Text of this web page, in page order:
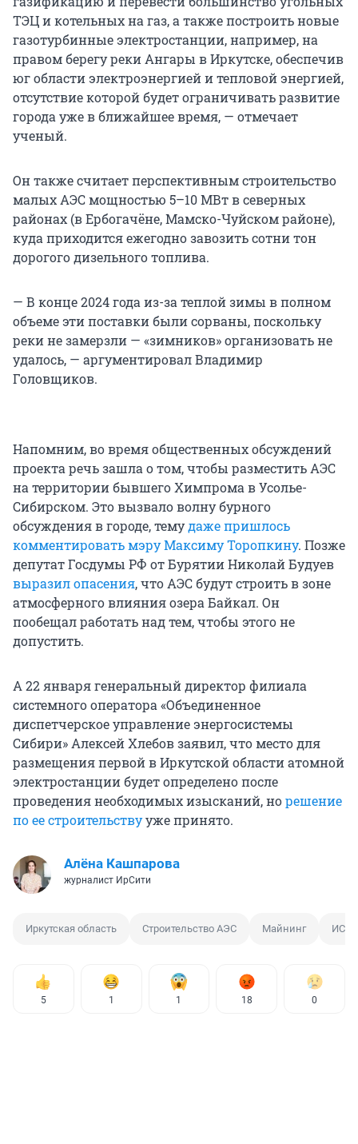
ТЭЦ и котельных на газ, а также построить новые
газотурбинные электростанции, например, на
правом берегу реки Ангары в Иркутске, обеспечив
юг области электроэнергией и тепловой энергией,
отсутствие которой будет ограничивать развитие
города уже в ближайшее время, — отмечает
ученый.
Он также считает перспективным строительство
малых АЭС мощностью 5–10 МВт в северных
районах (в Ербогачёне, Мамско-Чуйском районе),
куда приходится ежегодно завозить сотни тон
дорогого дизельного топлива.
— В конце 2024 года из-за теплой зимы в полном
объеме эти поставки были сорваны, поскольку
реки не замерзли — «зимников» организовать не
удалось, — аргументировал Владимир
Головщиков.
Напомним, во время общественных обсуждений
проекта речь зашла о том, чтобы разместить АЭС
на территории бывшего Химпрома в Усолье-
Сибирском. Это вызвало волну бурного
обсуждения в городе, темудаже пришлось
комментировать мэру Максиму Торопкину. Позже
депутат Госдумы РФ от Бурятии Николай Будуев
выразил опасения, что АЭС будут строить в зоне
атмосферного влияния озера Байкал. Он
пообещал работать над тем, чтобы этого не
допустить.
А 22 января генеральный директор филиала
системного оператора «Объединенное
диспетчерское управление энергосистемы
Сибири» Алексей Хлебов заявил, что место для
размещения первой в Иркутской области атомной
электростанции будет определено после
проведения необходимых изысканий, норешение
по ее строительствууже принято.
Алёна Кашпарова
журналист ИрСити
Иркутская область Строительство АЭС Майнинг
5 1 1 18 0